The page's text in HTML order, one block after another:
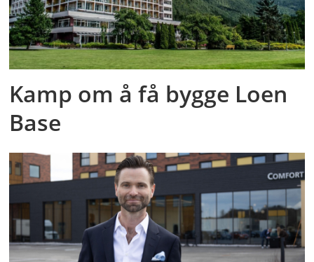
Kamp om å få bygge Loen
Base